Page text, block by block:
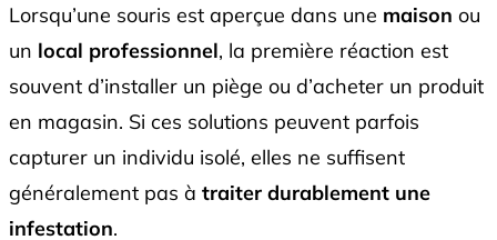
Lorsqu’une souris est aperçue dans une maison ou
un local professionnel, la première réaction est
souvent d’installer un piège ou d’acheter un produit
en magasin. Si ces solutions peuvent parfois
capturer un individu isolé, elles ne suffisent
généralement pas à traiter durablement une
infestation.